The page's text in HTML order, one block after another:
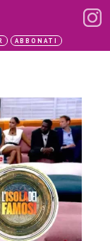
ABBONATI